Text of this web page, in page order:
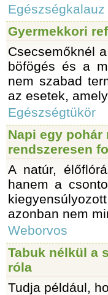
Egészségkalauz
Gyermekkori
Csecsemőknél
böfögés és a
nem szabad
az esetek,
Egészségtükör
Napi egy pohár
rendszeresen
A natúr,
hanem a
azonban nem
Weborvos
Tabuk nélkül a
róla
Tudja például,